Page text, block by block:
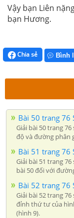
Vậy bạn Liên
bạn Hương.
Chia sẻ Bình
Bài 50 trang 76
Giải bài 50 trang
độ và đường phân
Bài 51 trang 76
Giải bài 51 trang
bài 50 đối với
Bài 52 trang 76
Giải bài 52 trang
đỉnh thứ tư của
(hình 9).